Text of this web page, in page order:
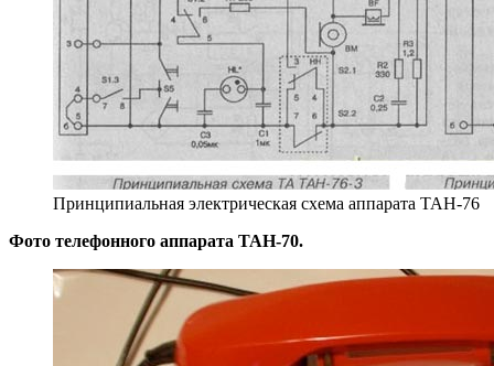
Принципиальная электрическая схема аппарата ТАН-76
Фото телефонного аппарата ТАН-70.